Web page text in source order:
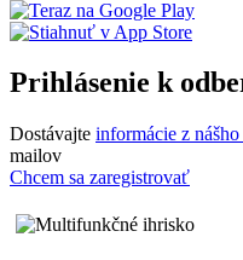
Prihlásenie k
Dostávajte informácie z
mailov
Chcem sa zaregistrovať